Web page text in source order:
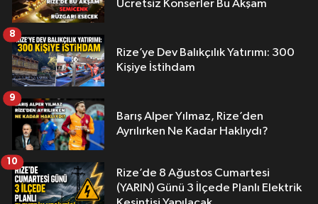
Ücretsiz Konserler Bu Akşam
Rize’ye Dev Balıkçılık Yatırımı: 300
Kişiye İstihdam
8
Barış Alper Yılmaz, Rize’den
Ayrılırken Ne Kadar Haklıydı?
9
Rize’de 8 Ağustos Cumartesi
(YARIN) Günü 3 İlçede Planlı Elektrik
10